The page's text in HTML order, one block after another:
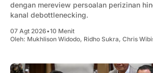
dengan mereview persoalan perizinan
kanal debottlenecking.
07 Agt 2026•10 Menit
Oleh: Mukhlison Widodo, Ridho Sukra, Chris